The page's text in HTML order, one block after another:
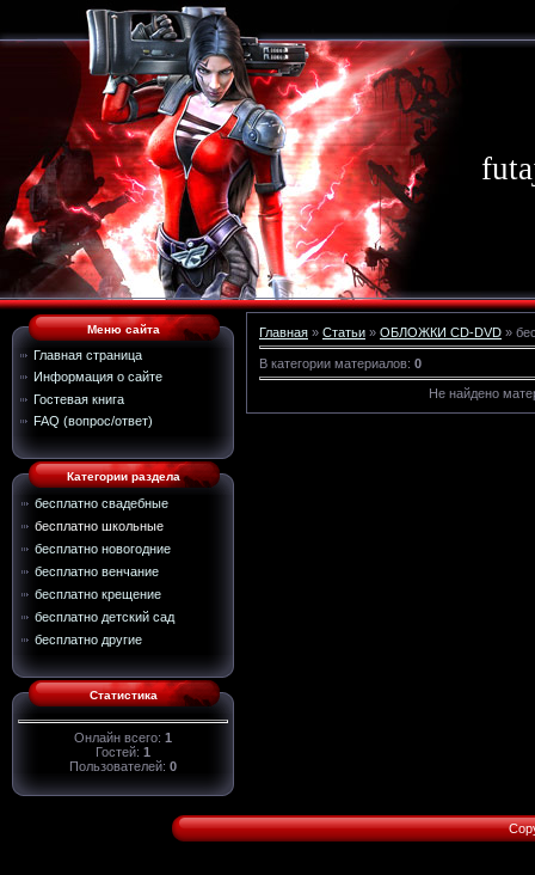
Меню сайта
Главная страница
Информация о сайте
Гостевая книга
FAQ (вопрос/ответ)
Категории раздела
бесплатно свадебные
бесплатно школьные
бесплатно новогодние
бесплатно венчание
бесплатно крещение
бесплатно детский сад
бесплатно другие
Статистика
Онлайн всего: 1
Гостей: 1
Пользователей: 0
Главная » Статьи » ОБЛОЖКИ CD-DVD »
В категории материалов: 0
Не найдено